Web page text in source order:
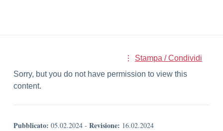
Stampa / Condividi
Sorry, but you do not have permission to view this
content.
Pubblicato: 05.02.2024 - Revisione: 16.02.2024